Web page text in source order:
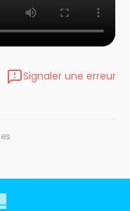
Signaler une erreur